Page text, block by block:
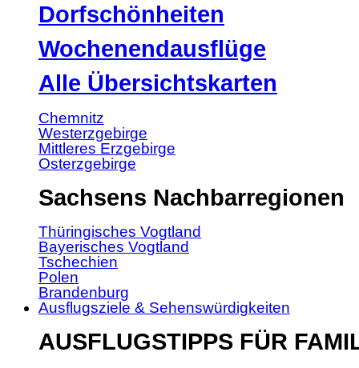
Dorfschönheiten
Wochenendausflüge
Alle Übersichtskarten
Chemnitz
Westerzgebirge
Mittleres Erzgebirge
Osterzgebirge
Sachsens Nachbarregionen
Thüringisches Vogtland
Bayerisches Vogtland
Tschechien
Polen
Brandenburg
Ausflugsziele & Sehenswürdigkeiten
AUSFLUGSTIPPS FÜR